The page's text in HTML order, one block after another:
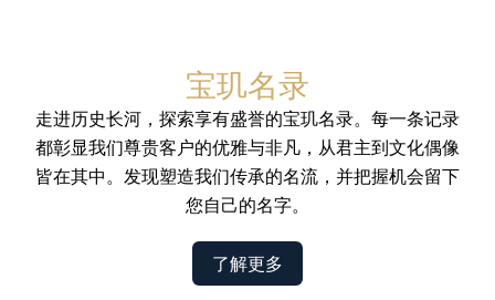
宝玑名录
走进历史长河，探索享有盛誉的宝玑名录。每一条记录
都彰显我们尊贵客户的优雅与非凡，从君主到文化偶像
皆在其中。发现塑造我们传承的名流，并把握机会留下
您自己的名字。
了解更多